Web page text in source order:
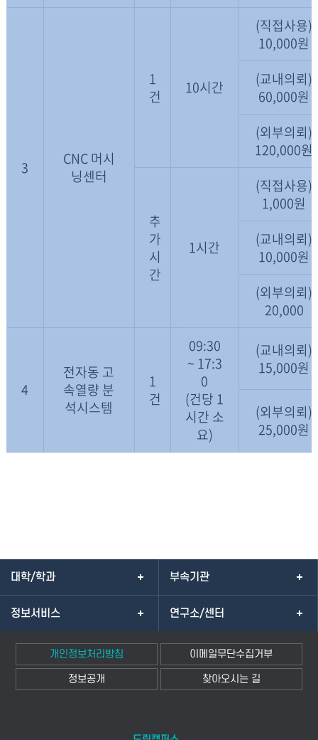
3
CNC 머시
닝센터
1
건
10시간
(직접사용)
10,000원
(교내의뢰)
60,000원
(외부의뢰)
120,000원
추
가
시
간
1시간
(직접사용)
1,000원
(교내의뢰)
10,000원
(외부의뢰)
20,000
4
전자동 고
속열량 분
석시스템
1
건
09:30
~ 17:3
0
(건당 1
시간 소
요)
(교내의뢰)
15,000원
(외부의뢰)
25,000원
대학/학과 부속기관
정보서비스 연구소/센터
개인정보처리방침 이메일무단수집거부
정보공개 찾아오시는 길